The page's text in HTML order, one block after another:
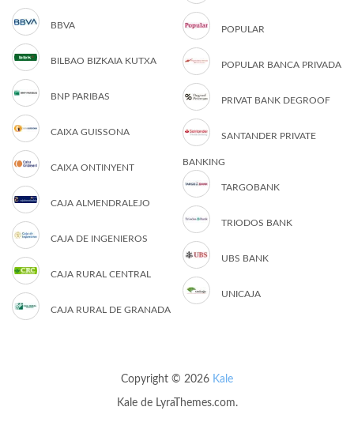
BBVA
BILBAO BIZKAIA KUTXA
BNP PARIBAS
CAIXA GUISSONA
CAIXA ONTINYENT
CAJA ALMENDRALEJO
CAJA DE INGENIEROS
CAJA RURAL CENTRAL
CAJA RURAL DE GRANADA
POPULAR
POPULAR BANCA PRIVADA
PRIVAT BANK DEGROOF
SANTANDER PRIVATE
BANKING
TARGOBANK
TRIODOS BANK
UBS BANK
UNICAJA
Copyright © 2026 Kale
Kalede LyraThemes.com.